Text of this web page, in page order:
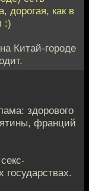
дорогая, как в
:)
Китай-городе
здорового
франций